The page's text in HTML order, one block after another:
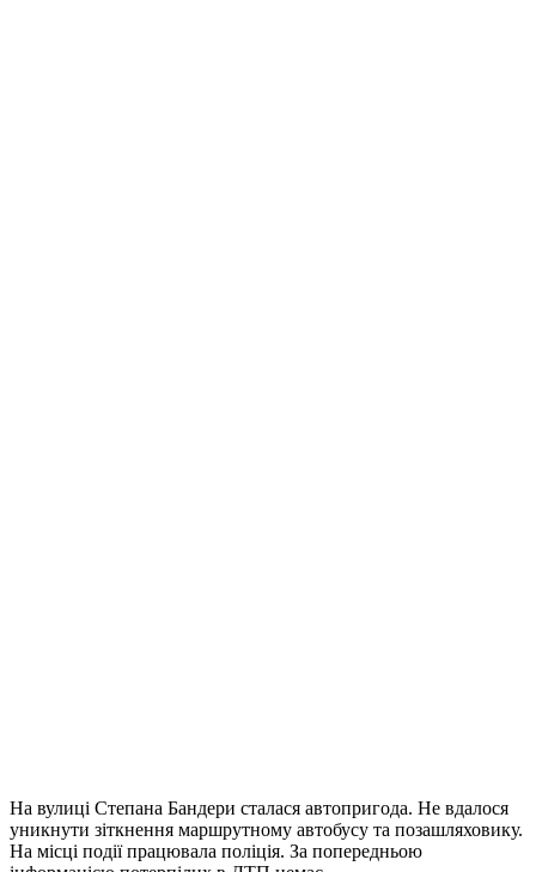
На вулиці Степана Бандери сталася автопригода. Не вдалося
уникнути зіткнення маршрутному автобусу та позашляховику.
На місці події працювала поліція. За попередньою